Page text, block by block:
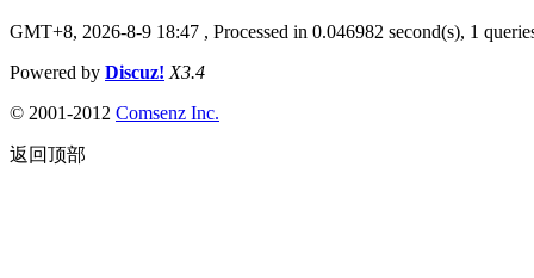
GMT+8, 2026-8-9 18:47 , Processed in 0.046982 second(s), 1
Powered by Discuz! X3.4
© 2001-2012 Comsenz Inc.
返回顶部